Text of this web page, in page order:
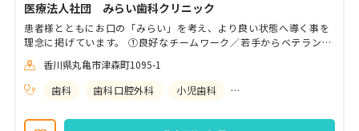
医療法人社団 みらい歯科クリニック
患者様とともにお口の「みらい」を考え、より良い状態へ導く事を
理念に掲げています。 ①良好なチームワーク／若手からベテランま
フの自立” を目指し、希望に沿った研修を行っています。 ③独自の
福利厚生／ライフステージの異なるスタッフ全員の声を反映！ ④ペ
ーパーレス化／診察券アプリを導入し、カルテもタブレット端末で
確な説明につなげます。 ⑥幅広い年代が来院／小さなお子さんは常
香川県丸亀市津森町1095-1
歯科
歯科口腔外科 小児歯科 矯正歯科